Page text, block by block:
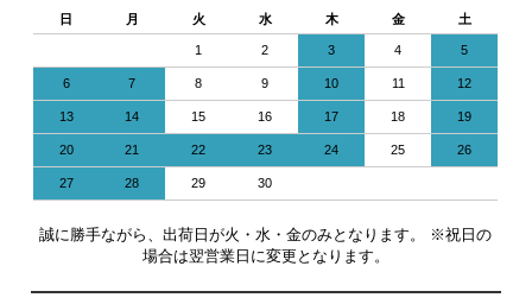
日 月 火 水 木 金 土
1 2 3 4 5
6 7 8 9 10 11 12
13 14 15 16 17 18 19
20 21 22 23 24 25 26
27 28 29 30
誠に勝手ながら、出荷日が火・水・金のみとなります。 ※祝日の
場合は翌営業日に変更となります。